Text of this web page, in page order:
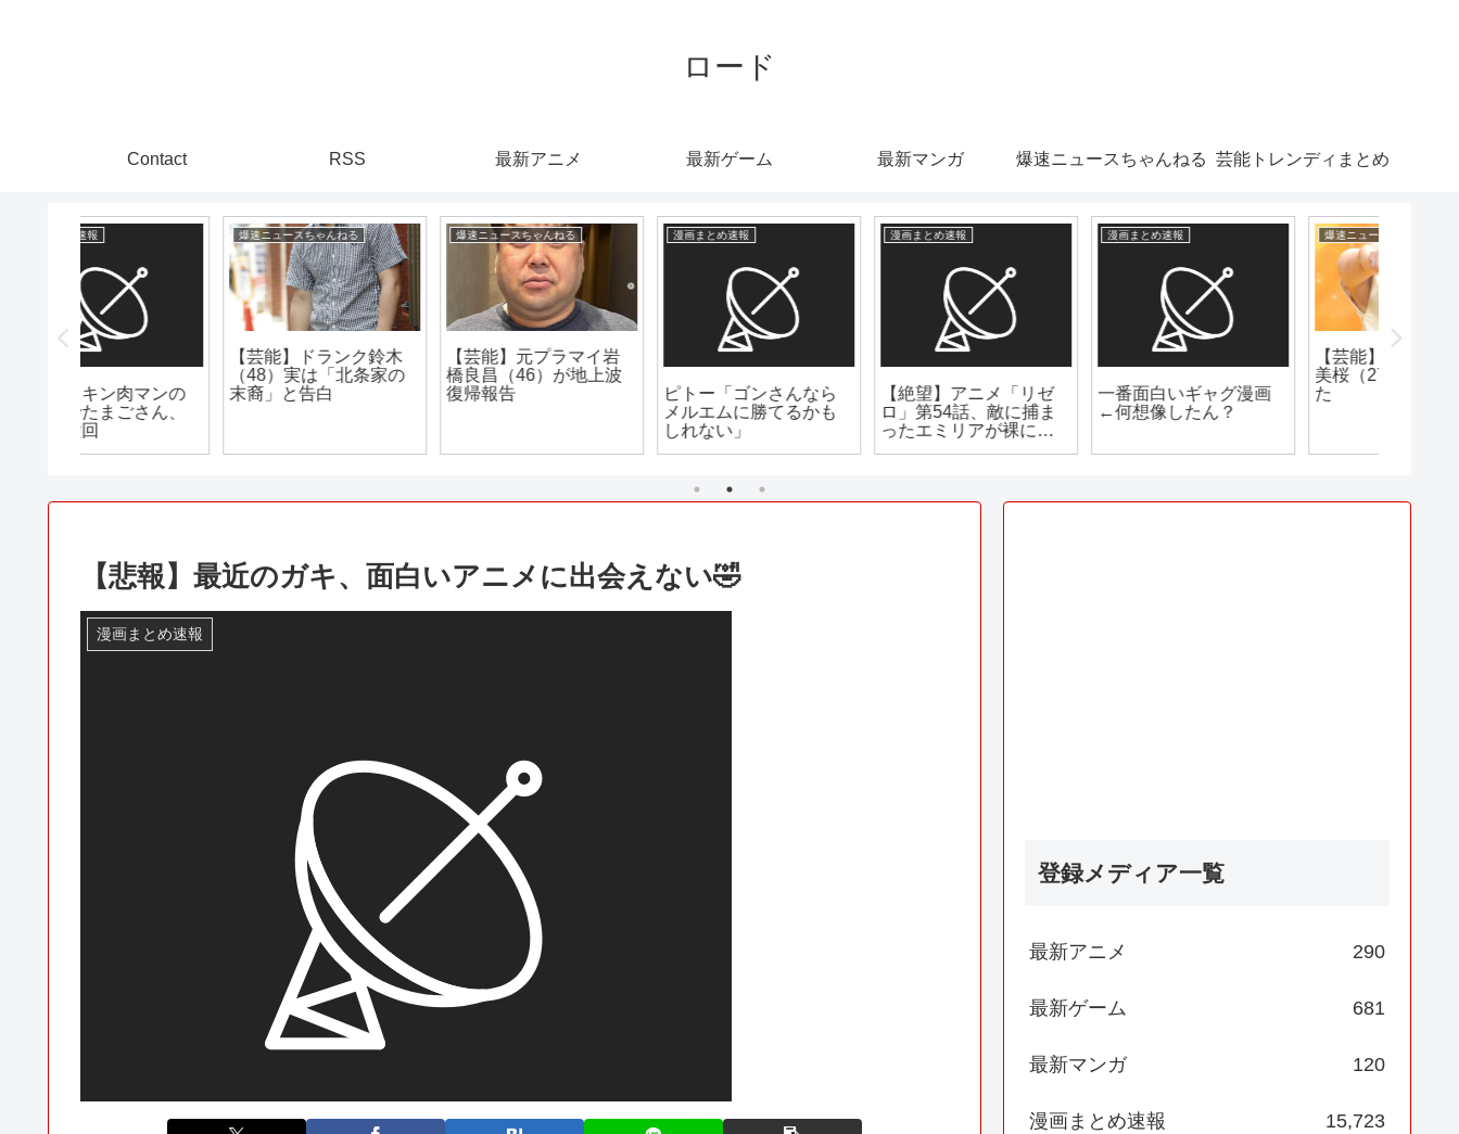
ロード
Contact RSS 最新アニメ 最新ゲーム 最新マンガ 爆速ニュースちゃんねる 芸能トレンディまとめ
【芸能】元プラマイ岩
橋良昌（46）が地上波
復帰報告
漫画まとめ速報
ピトー「ゴンさんなら
漫画まとめ速報
【絶望】アニメ「リゼ
ロ」第54話、敵に捕ま
ったエミリアが裸にさ
一番面白いギャグ漫画
←何想像したん？
【芸能】着物姿の今田
た
うわぁああああ！！本
田望結がロングヘアか
らバッサリイメチェン
www うわ!かわい!!!!は!!!
【悲報】最近のガキ、面白いアニメに出会えない🤣
漫画まとめ速報
登録メディア一覧
最新アニメ 290
最新ゲーム 681
最新マンガ 120
漫画まとめ速報 15,723